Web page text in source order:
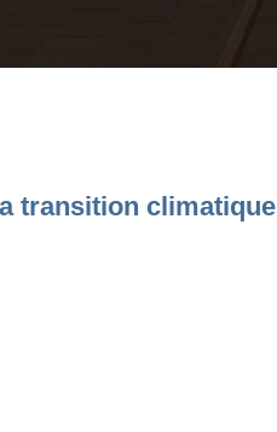
transition climatique